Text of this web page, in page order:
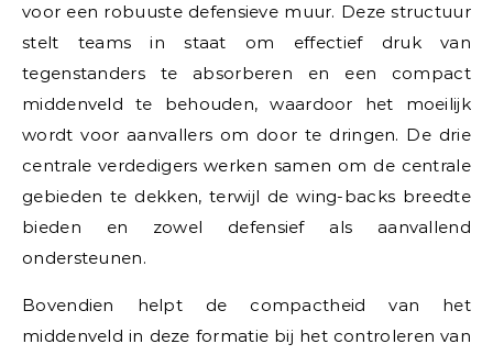
voor een robuuste defensieve muur. Deze structuur
stelt teams in staat om effectief druk van
tegenstanders te absorberen en een compact
middenveld te behouden, waardoor het moeilijk
wordt voor aanvallers om door te dringen. De drie
centrale verdedigers werken samen om de centrale
gebieden te dekken, terwijl de wing-backs breedte
bieden en zowel defensief als aanvallend
ondersteunen.
Bovendien helpt de compactheid van het
middenveld in deze formatie bij het controleren van